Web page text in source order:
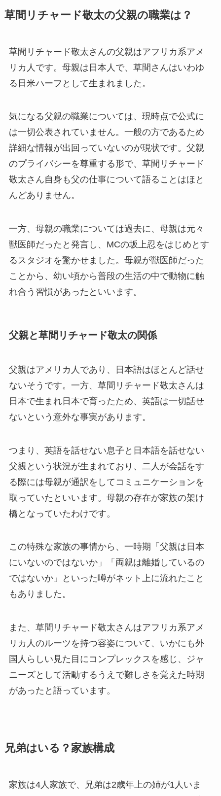
草間リチャード敬太の父親の職業は？
草間リチャード敬太さんの父親はアフリカ系アメ
リカ人です。母親は日本人で、草間さんはいわゆ
る日米ハーフとして生まれました。
気になる父親の職業については、現時点で公式に
は一切公表されていません。一般の方であるため
詳細な情報が出回っていないのが現状です。父親
のプライバシーを尊重する形で、草間リチャード
敬太さん自身も父の仕事について語ることはほと
んどありません。
一方、母親の職業については過去に、母親は元々
獣医師だったと発言し、MCの坂上忍をはじめとす
るスタジオを驚かせました。母親が獣医師だった
ことから、幼い頃から普段の生活の中で動物に触
れ合う習慣があったといいます。
父親と草間リチャード敬太の関係
父親はアメリカ人であり、日本語はほとんど話せ
ないそうです。一方、草間リチャード敬太さんは
日本で生まれ日本で育ったため、英語は一切話せ
ないという意外な事実があります。
つまり、英語を話せない息子と日本語を話せない
父親という状況が生まれており、二人が会話をす
る際には母親が通訳をしてコミュニケーションを
取っていたといいます。母親の存在が家族の架け
橋となっていたわけです。
この特殊な家族の事情から、一時期「父親は日本
にいないのではないか」「両親は離婚しているの
ではないか」といった噂がネット上に流れたこと
もありました。
また、草間リチャード敬太さんはアフリカ系アメ
リカ人のルーツを持つ容姿について、いかにも外
国人らしい見た目にコンプレックスを感じ、ジャ
ニーズとして活動するうえで難しさを覚えた時期
があったと語っています。
兄弟はいる？家族構成
家族は4人家族で、兄弟は2歳年上の姉が1人いま